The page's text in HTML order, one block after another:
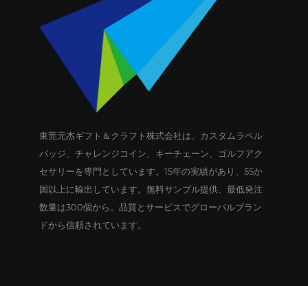
東莞元杰ギフト＆クラフト株式会社は、カスタムラペル
バッジ、チャレンジコイン、キーチェーン、ゴルフアク
セサリーを専門としています。15年の実績があり、55か
国以上に輸出しています。無料サンプル提供、最低発注
数量は300個から。品質とサービスでグローバルブラン
ドから信頼されています。